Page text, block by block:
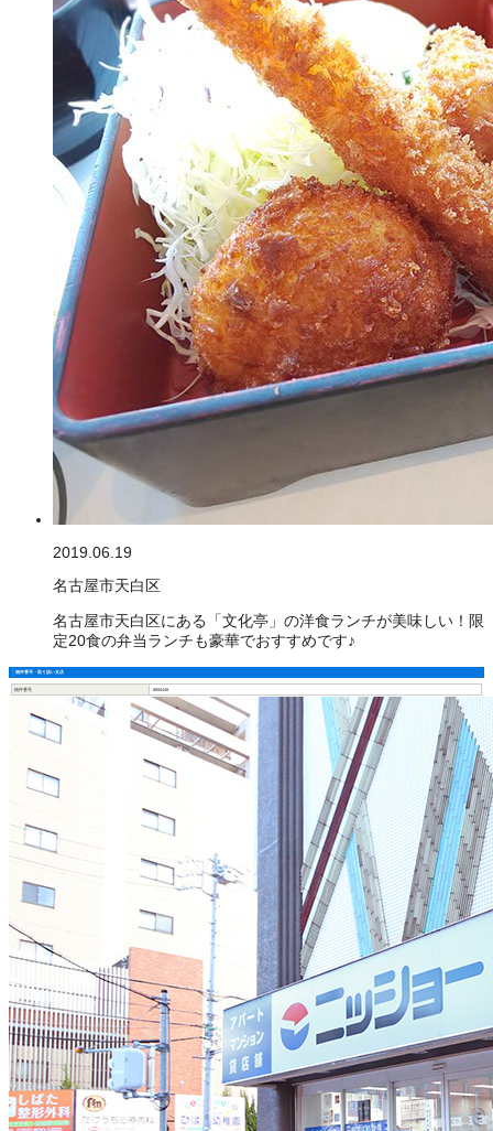
2019.06.19
名古屋市天白区
名古屋市天白区にある「文化亭」の洋食ランチが美味しい！限
定20食の弁当ランチも豪華でおすすめです♪
物件番号・取り扱い支店
物件番号 8800448